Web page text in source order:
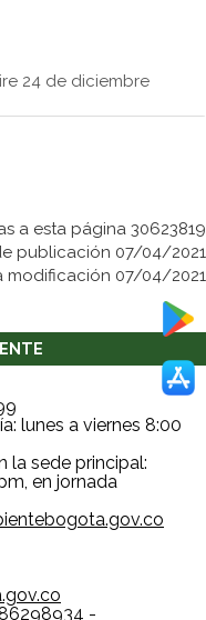
24 de diciembre
a esta página 30623819
publicación 07/04/2021
modificación 07/04/2021
lunes a viernes 8:00
la sede principal:
en jornada
-